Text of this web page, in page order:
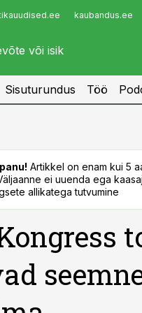
kaubandus.ee
Infopank
Sisuturundus Töö
Artikkel on enam kui 5
ei uuenda ega
allikatega tutvumine